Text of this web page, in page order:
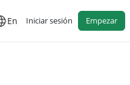
En Iniciar sesión Empezar